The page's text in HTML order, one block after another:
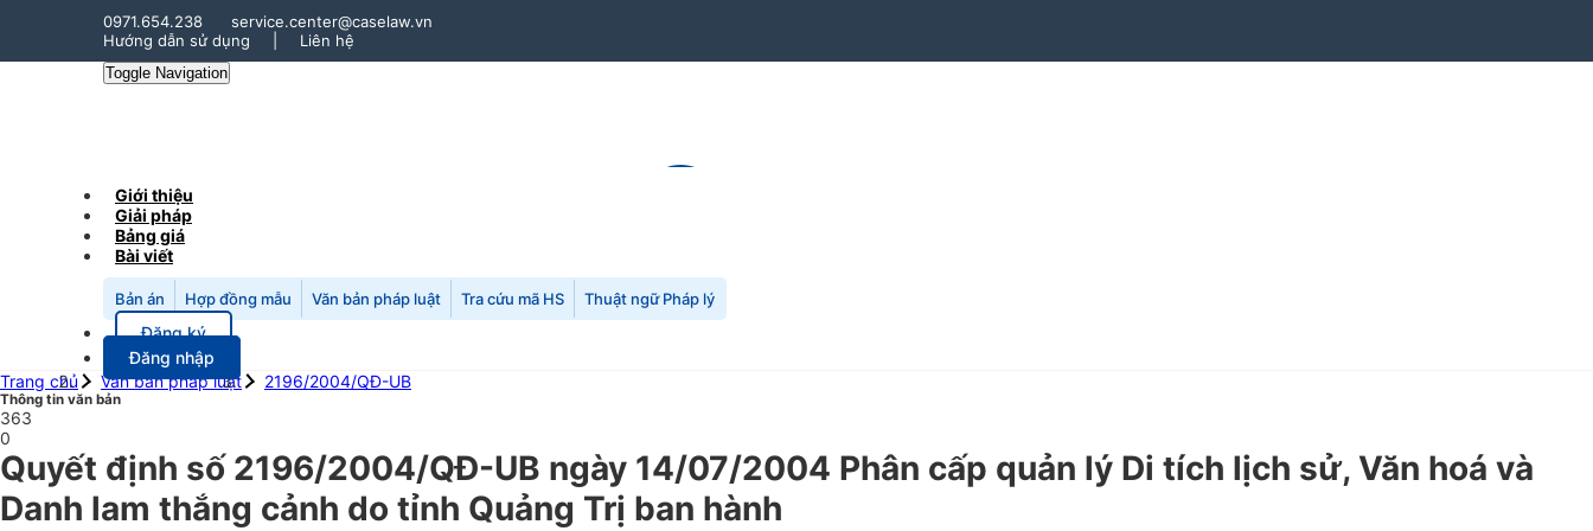
0971.654.238
service.center@caselaw.vn
Hướng dẫn sử dụng
Liên hệ
Toggle Navigation
Giới thiệu
Giải pháp
Bảng giá
Bài viết
Bản án Hợp đồng mẫu Văn bản pháp luật Tra cứu mã HS Thuật ngữ Pháp lý
Đăng ký
Đăng nhập
Trang chủ
Văn bản pháp luật 2196/2004/QĐ-UB
Thông tin văn bản
363
0
Quyết định số 2196/2004/QĐ-UB ngày 14/07/2004 Phân cấp quản lý Di tích lịch sử, Văn hoá và
Danh lam thắng cảnh do tỉnh Quảng Trị ban hành